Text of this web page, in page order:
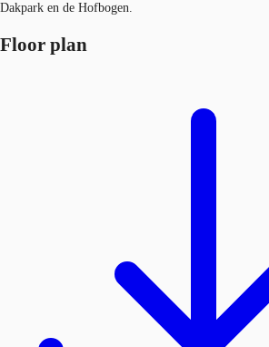
Dakpark en de Hofbogen.
Floor plan